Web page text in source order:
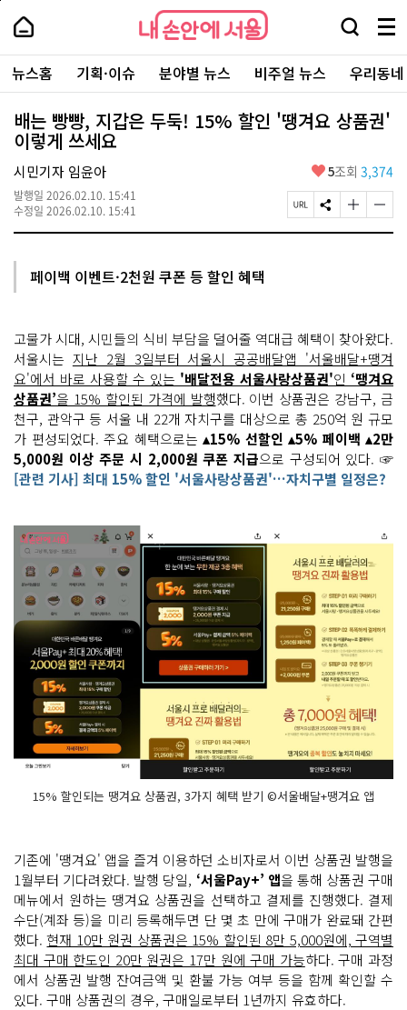
본
로
가
내
손
안
에
서
울
-
서
울
시
대
표
소
통
포
내
손
에
울
검
창
열
기
메
뉴
전
체
보
기
주
요
서
뉴스홈 기획·이슈 분야별 뉴스 비주얼 뉴스 우리동
배는 빵빵, 지갑은 두둑! 15% 할인 '땡겨요 상품권'
이렇게 쓰세요
시민기자 임윤아
발행일 2026.02.10. 15:41
수정일 2026.02.10. 15:41
좋
요
5조회 3,374
페
이
S
N
글
자
하
기
글
자
하
기
페이백 이벤트·2천원 쿠폰 등 할인 혜택
고물가 시대, 시민들의 식비 부담을 덜어줄 역대급 혜택이 찾아왔다.
서울시는 지난 2월 3일부터 서울시 공공배달앱 '서울배달+땡겨
요'에서 바로 사용할 수 있는 '배달전용 서울사랑상품권'인 ‘땡겨요
상품권’을 15% 할인된 가격에 발행했다. 이번 상품권은 강남구, 금
천구, 관악구 등 서울 내 22개 자치구를 대상으로 총 250억 원 규모
가 편성되었다. 주요 혜택으로는 ▴15% 선할인 ▴5% 페이백 ▴2만
5,000원 이상 주문 시 2,000원 쿠폰 지급으로 구성되어 있다. ☞
[관련 기사] 최대 15% 할인 '서울사랑상품권'…자치구별 일정은?
15% 할인되는 땡겨요 상품권, 3가지 혜택 받기 ©서울배달+땡겨요 앱
기존에 '땡겨요' 앱을 즐겨 이용하던 소비자로서 이번 상품권 발행을
1월부터 기다려왔다. 발행 당일, ‘서울Pay+’ 앱을 통해 상품권 구매
메뉴에서 원하는 땡겨요 상품권을 선택하고 결제를 진행했다. 결제
수단(계좌 등)을 미리 등록해두면 단 몇 초 만에 구매가 완료돼 간편
했다.현재 10만 원권 상품권은 15% 할인된 8만 5,000원에, 구역별
최대 구매 한도인 20만 원권은 17만 원에 구매 가능하다. 구매 과정
에서 상품권 발행 잔여금액 및 환불 가능 여부 등을 함께 확인할 수
있다. 구매 상품권의 경우, 구매일로부터 1년까지 유효하다.
페
상
단
로